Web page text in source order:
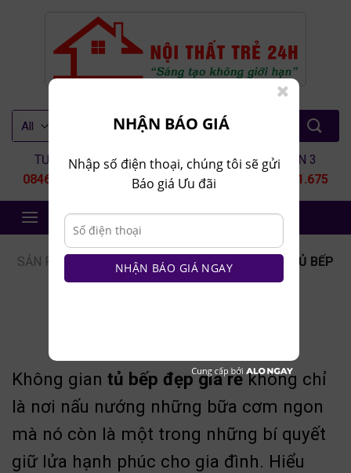
TƯ VẤN 1
0846.80.9999
TƯ VẤN 2
0935.435.286
TƯ VẤN 3
0964.651.675
NỘI THẤT TRẺ 24H
SẢN PHẨM NỘI THẤT NHÀ BẾP / TỦ BẾP /
TỦ BẾP
GỖ CÔNG NGHIỆP
Không gian tủ bếp đẹp giá rẻkhông chỉ
là nơi nấu nướng những bữa cơm ngon
mà nó còn là một trong những bí quyết
giữ lửa hạnh phúc cho gia đình. Hiểu
NHẬN BÁO GIÁ
Nhập số điện thoại, chúng tôi sẽ gửi
Báo giá Ưu đãi
NHẬN BÁO GIÁ NGAY